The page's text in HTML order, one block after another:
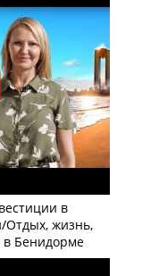
в
Отдых, жизнь,
в Бенидорме